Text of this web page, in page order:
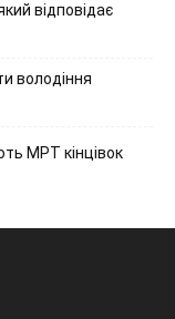
відповідає
володіння
МРТ кінцівок